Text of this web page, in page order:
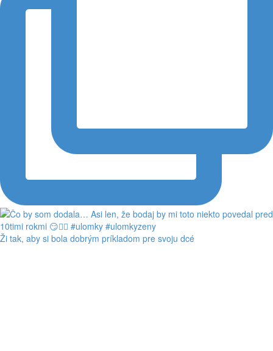
Ži tak, aby si bola dobrým príkladom pre svoju dcé